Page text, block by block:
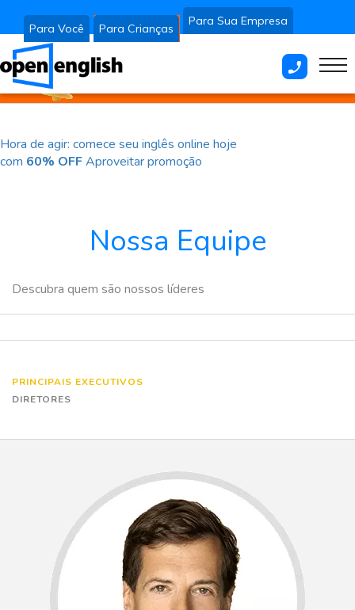
Para Você
Para Sua Empresa
Hora de agir: comece seu inglês online hoje
Aproveitar promoção
Hora de agir: comece seu inglês online hoje
com 60% OFFAproveitar promoção
Nossa Equipe
Descubra quem são nossos líderes
PRINCIPAIS EXECUTIVOS
DIRETORES